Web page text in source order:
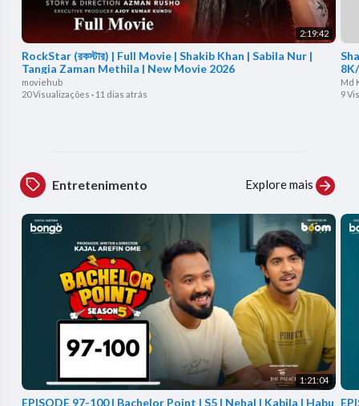
2:19:42
RockStar (রকস্টার) | Full Movie | Shakib Khan | Sabila Nur |
Tangia Zaman Methila | New Movie 2026
moviehub
20 Visualizações · 11 dias atrás
Md
9
Entretenimento Explore mais
1:21:04
EPISODE 97-100 | Bachelor Point | S5 | Nehal | Kabila | Habu